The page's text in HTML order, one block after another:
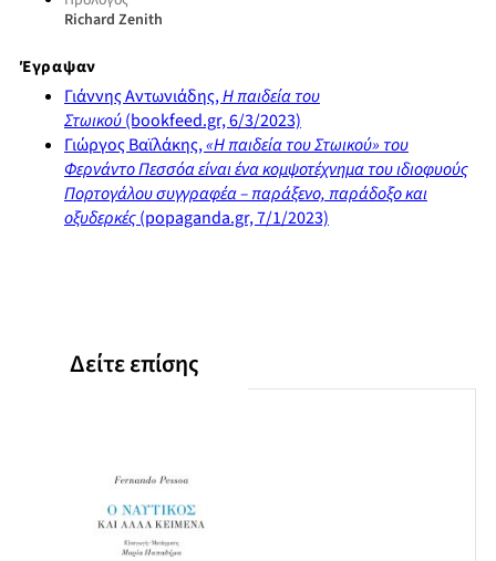
Richard Zenith
Έγραψαν
Γιάννης Αντωνιάδης,Η παιδεία του
Στωικού(bookfeed.gr, 6/3/2023)
Γιώργος Βαϊλάκης,«Η παιδεία του Στωικού» του
Φερνάντο Πεσσόα είναι ένα κομψοτέχνημα του ιδιοφυούς
Πορτογάλου συγγραφέα – παράξενο, παράδοξο και
οξυδερκές(popaganda.gr, 7/1/2023)
Δείτε επίσης